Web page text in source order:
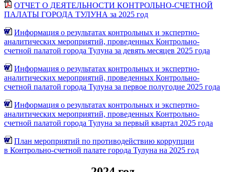
ОТЧЕТ О ДЕЯТЕЛЬНОСТИ КОНТРОЛЬНО-СЧЕТНОЙ
ПАЛАТЫ ГОРОДА ТУЛУНА за 2025 год
Информация о результатах контрольных и экспертно-
аналитических мероприятий, проведенных Контрольно-
счетной палатой города Тулуна за девять месяцев 2025 года
Информация о результатах контрольных и экспертно-
аналитических мероприятий, проведенных Контрольно-
счетной палатой города Тулуна за первое полугодие 2025 года
Информация о результатах контрольных и экспертно-
аналитических мероприятий, проведенных Контрольно-
счетной палатой города Тулуна за первый квартал 2025 года
План мероприятий по противодействию коррупции
в Контрольно-счетной палате города Тулуна на 2025 год